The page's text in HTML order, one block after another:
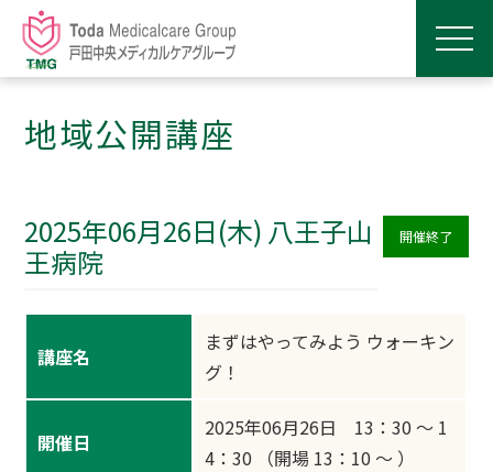
地域公開講座
開催終了
2025年06月26日(木) 八王子山
王病院
講座名
まずはやってみよう ウォーキン
グ！
開催日
2025年06月26日 13：30 ～ 1
4：30 （開場 13：10 ～ ）